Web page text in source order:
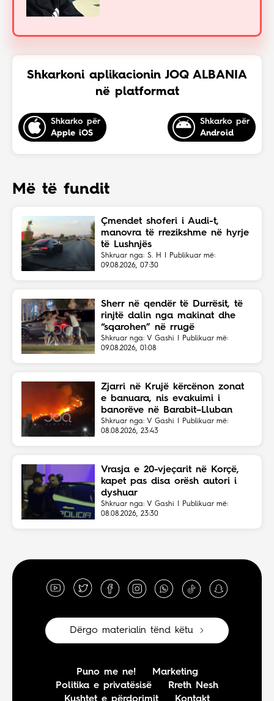
Shkarkoni aplikacionin JOQ ALBANIA
në platformat
Shkarko për
Apple iOS
Shkarko për
Android
Më të fundit
Çmendet shoferi i Audi-t,
manovra të rrezikshme në hyrje
të Lushnjës
Shkruar nga: S. H | Publikuar më:
09.08.2026, 07:30
Sherr në qendër të Durrësit, të
rinjtë dalin nga makinat dhe
“sqarohen” në rrugë
Shkruar nga: V Gashi | Publikuar më:
09.08.2026, 01:08
Zjarri në Krujë kërcënon zonat
e banuara, nis evakuimi i
banorëve në Barabit–Lluban
Shkruar nga: V Gashi | Publikuar më:
08.08.2026, 23:43
Vrasja e 20-vjeçarit në Korçë,
kapet pas disa orësh autori i
dyshuar
Shkruar nga: V Gashi | Publikuar më:
08.08.2026, 23:30
Dërgo materialin tënd këtu
Puno me ne!
Marketing
Politika e privatësisë
Rreth Nesh